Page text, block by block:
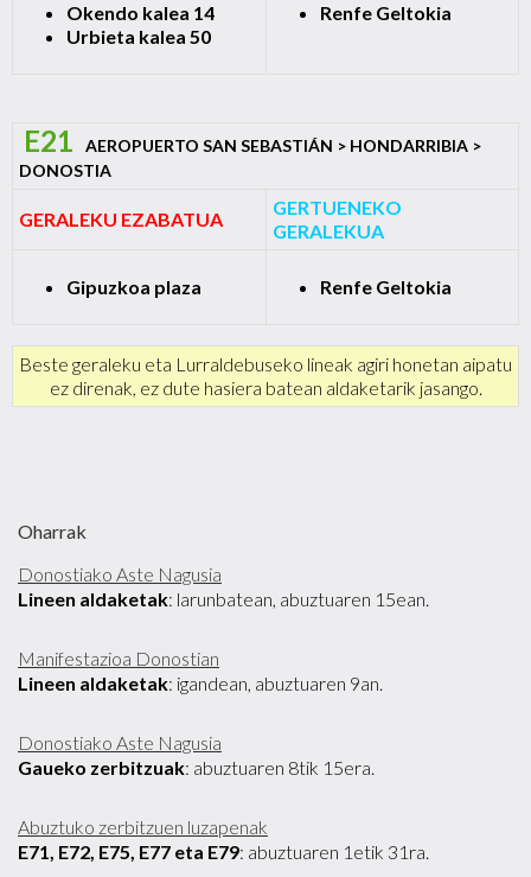
Okendo kalea 14
Urbieta kalea 50
Renfe Geltokia
E21
AEROPUERTO SAN SEBASTIÁN > HONDARRIBIA >
DONOSTIA
GERALEKU EZABATUA
GERTUENEKO
GERALEKUA
Gipuzkoa plaza Renfe Geltokia
Beste geraleku eta Lurraldebuseko lineak agiri honetan aipatu
ez direnak, ez dute hasiera batean aldaketarik jasango.
Oharrak
Donostiako Aste Nagusia
Lineen aldaketak: larunbatean, abuztuaren 15ean.
Manifestazioa Donostian
Lineen aldaketak: igandean, abuztuaren 9an.
Donostiako Aste Nagusia
Gaueko zerbitzuak: abuztuaren 8tik 15era.
Abuztuko zerbitzuen luzapenak
E71, E72, E75, E77 eta E79: abuztuaren 1etik 31ra.